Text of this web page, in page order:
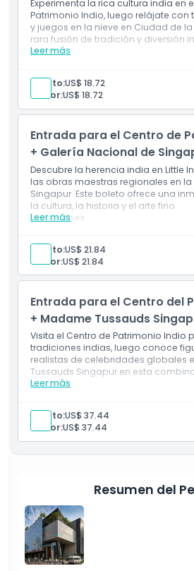
Exclusiones
Horario de Apertura
Cosas a Saber
Cómo Llegar
Cómo Canjear
Política de Cancelación
Experimenta la rica cultura india en
Patrimonio Indio, luego relájate
y juegos en la nieve en Ciudad de la
rara fusión de tradición y diversión
Leer más
Incluye
diversión invernal con este
Patrimonio Indio y Ciudad de la
Sumérgete en la historia y
experimenta una hora de
Adulto:US$ 18.72
Senior:US$ 18.72
Entrada para el Centro de
+ Galería Nacional de
Descubre la herencia india en Little
las obras maestras regionales en
Singapur. Este boleto ofrece una
la cultura, la historia y el arte fino.
Leer más
Inclusiones
Singapur con este combo del
India y la Galería Nacional de
Explora las contribuciones indias
historia, luego observa la
Adulto:US$ 21.84
Senior:US$ 21.84
Entrada para el Centro del
+ Madame Tussauds
Visita el Centro de Patrimonio Indio
tradiciones indias, luego conoce
realistas de celebridades globales
Tussauds Singapur en esta
glamour.
Leer más
Experimenta una mezcla de
celebridades con este combo
Patrimonio Indio y Madame
Adulto:US$ 37.44
Senior:US$ 37.44
Resumen del